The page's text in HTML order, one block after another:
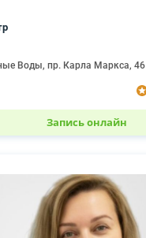
Воды, пр. Карла Маркса, 46
Запись онлайн